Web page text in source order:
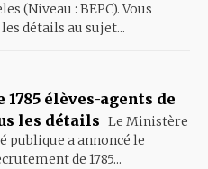
(Niveau : BEPC). Vous
détails au sujet...
élèves-agents de
les détails Le Ministère
publique a annoncé le
de 1785...